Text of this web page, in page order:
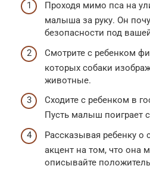
Проходя мимо пса на
малыша за руку. Он
безопасности под
Смотрите с ребенком
которых собаки
животные.
Сходите с ребенком в
Пусть малыш поиграет
Рассказывая ребенку о
акцент на том, что она
описывайте